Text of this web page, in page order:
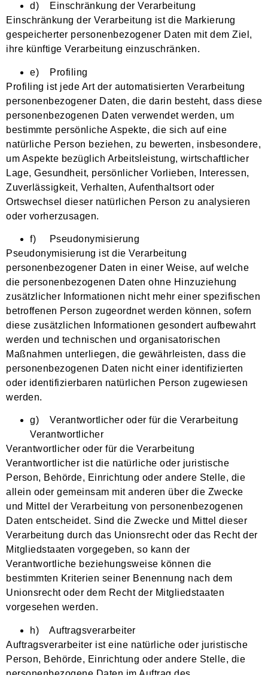
d) Einschränkung der Verarbeitung
Einschränkung der Verarbeitung ist die Markierung
gespeicherter personenbezogener Daten mit dem Ziel,
ihre künftige Verarbeitung einzuschränken.
e) Profiling
Profiling ist jede Art der automatisierten Verarbeitung
personenbezogener Daten, die darin besteht, dass diese
personenbezogenen Daten verwendet werden, um
bestimmte persönliche Aspekte, die sich auf eine
natürliche Person beziehen, zu bewerten, insbesondere,
um Aspekte bezüglich Arbeitsleistung, wirtschaftlicher
Lage, Gesundheit, persönlicher Vorlieben, Interessen,
Zuverlässigkeit, Verhalten, Aufenthaltsort oder
Ortswechsel dieser natürlichen Person zu analysieren
oder vorherzusagen.
f) Pseudonymisierung
Pseudonymisierung ist die Verarbeitung
personenbezogener Daten in einer Weise, auf welche
die personenbezogenen Daten ohne Hinzuziehung
zusätzlicher Informationen nicht mehr einer spezifischen
betroffenen Person zugeordnet werden können, sofern
diese zusätzlichen Informationen gesondert aufbewahrt
werden und technischen und organisatorischen
Maßnahmen unterliegen, die gewährleisten, dass die
personenbezogenen Daten nicht einer identifizierten
oder identifizierbaren natürlichen Person zugewiesen
werden.
g) Verantwortlicher oder für die Verarbeitung
Verantwortlicher
Verantwortlicher oder für die Verarbeitung
Verantwortlicher ist die natürliche oder juristische
Person, Behörde, Einrichtung oder andere Stelle, die
allein oder gemeinsam mit anderen über die Zwecke
und Mittel der Verarbeitung von personenbezogenen
Daten entscheidet. Sind die Zwecke und Mittel dieser
Verarbeitung durch das Unionsrecht oder das Recht der
Mitgliedstaaten vorgegeben, so kann der
Verantwortliche beziehungsweise können die
bestimmten Kriterien seiner Benennung nach dem
Unionsrecht oder dem Recht der Mitgliedstaaten
vorgesehen werden.
h) Auftragsverarbeiter
Auftragsverarbeiter ist eine natürliche oder juristische
Person, Behörde, Einrichtung oder andere Stelle, die